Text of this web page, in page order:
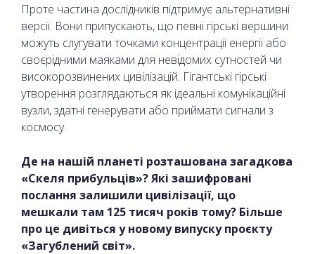
Проте частина дослідників підтримує альтернативні
версії. Вони припускають, що певні гірські вершини
можуть слугувати точками концентрації енергії або
своєрідними маяками для невідомих сутностей чи
високорозвинених цивілізацій. Гігантські гірські
утворення розглядаються як ідеальні комунікаційні
вузли, здатні генерувати або приймати сигнали з
космосу.
Де на нашій планеті розташована загадкова
«Скеля прибульців»? Які зашифровані
послання залишили цивілізації, що
мешкали там 125 тисяч років тому? Більше
про це дивіться у новому випуску проєкту
«Загублений світ».